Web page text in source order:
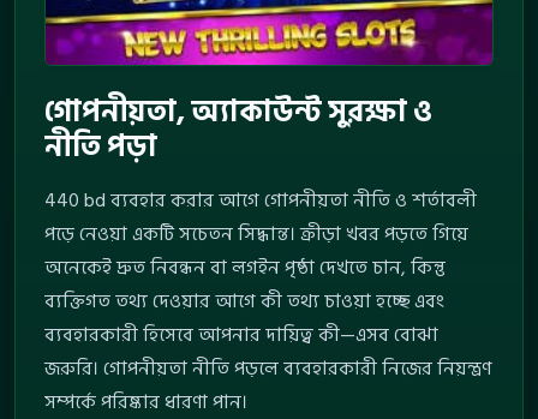
গোপনীয়তা, অ্যাকাউন্ট সুরক্ষা ও
নীতি পড়া
440 bd ব্যবহার করার আগে গোপনীয়তা নীতি ও শর্তাবলী
পড়ে নেওয়া একটি সচেতন সিদ্ধান্ত। ক্রীড়া খবর পড়তে গিয়ে
অনেকেই দ্রুত নিবন্ধন বা লগইন পৃষ্ঠা দেখতে চান, কিন্তু
ব্যক্তিগত তথ্য দেওয়ার আগে কী তথ্য চাওয়া হচ্ছে এবং
ব্যবহারকারী হিসেবে আপনার দায়িত্ব কী—এসব বোঝা
জরুরি। গোপনীয়তা নীতি পড়লে ব্যবহারকারী নিজের নিয়ন্ত্রণ
সম্পর্কে পরিষ্কার ধারণা পান।